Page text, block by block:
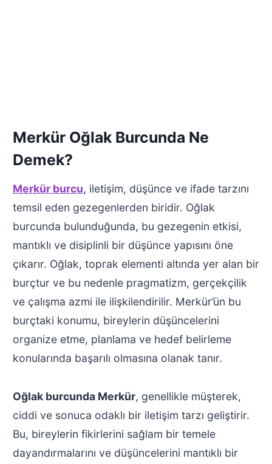
Merkür Oğlak Burcunda Ne
Demek?
Merkür burcu, iletişim, düşünce ve ifade tarzını
temsil eden gezegenlerden biridir. Oğlak
burcunda bulunduğunda, bu gezegenin etkisi,
mantıklı ve disiplinli bir düşünce yapısını öne
çıkarır. Oğlak, toprak elementi altında yer alan bir
burçtur ve bu nedenle pragmatizm, gerçekçilik
ve çalışma azmi ile ilişkilendirilir. Merkür’ün bu
burçtaki konumu, bireylerin düşüncelerini
organize etme, planlama ve hedef belirleme
konularında başarılı olmasına olanak tanır.
Oğlak burcunda Merkür, genellikle müşterek,
ciddi ve sonuca odaklı bir iletişim tarzı geliştirir.
Bu, bireylerin fikirlerini sağlam bir temele
dayandırmalarını ve düşüncelerini mantıklı bir